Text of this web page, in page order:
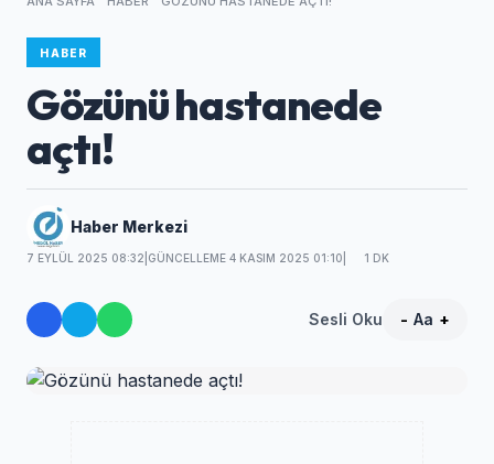
HABER
Gözünü hastanede
açtı!
Haber Merkezi
7 EYLÜL 2025 08:32 GÜNCELLEME 4 KASIM 2025 01:10 1 DK
Sesli Oku - Aa +